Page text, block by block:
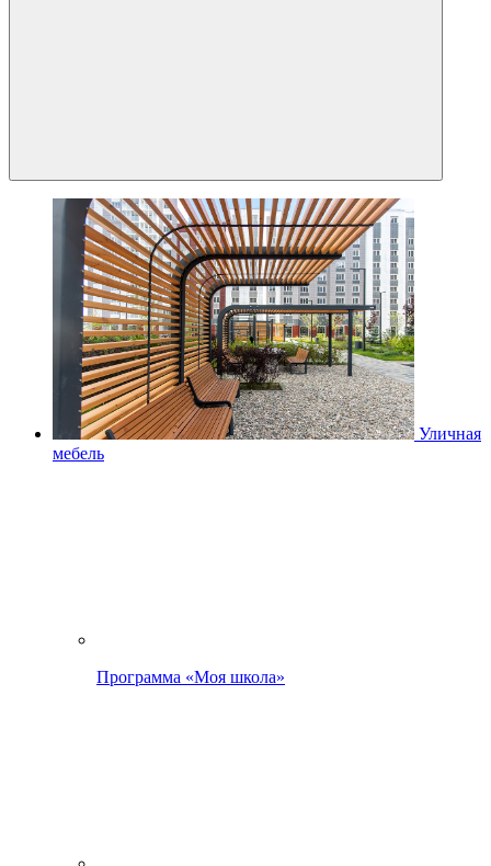
Уличная
мебель
Программа «Моя школа»